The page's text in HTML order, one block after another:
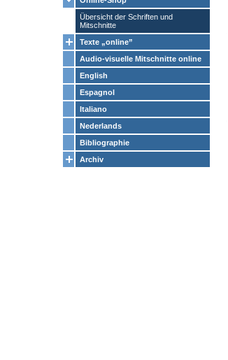
Übersicht der Schriften und
Mitschnitte
Texte „online”
Audio-visuelle Mitschnitte online
English
Espagnol
Italiano
Nederlands
Bibliographie
Archiv